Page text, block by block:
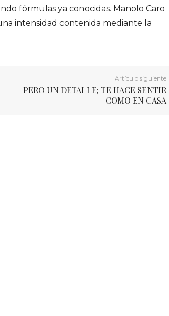
fórmulas ya conocidas. Manolo Caro
intensidad contenida mediante la
Artículo siguiente
PERO UN DETALLE; TE HACE SENTIR
COMO EN CASA